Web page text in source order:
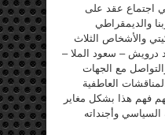
اجتماع عقد على
والديمقراطي
والأشخاص الثلاث
درويش – سعود الملا –
مع الجهات
العاطفية
فهم هذا بشكل مغاير
وأجنداته